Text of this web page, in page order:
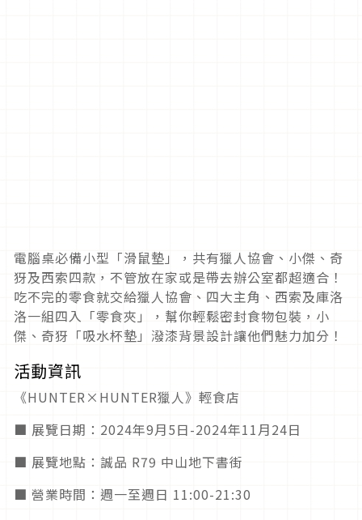
電腦桌必備小型「滑鼠墊」，共有獵人協會、小傑、奇
犽及西索四款，不管放在家或是帶去辦公室都超適合！
吃不完的零食就交給獵人協會、四大主角、西索及庫洛
洛一組四入「零食夾」，幫你輕鬆密封食物包裝，小
傑、奇犽「吸水杯墊」潑漆背景設計讓他們魅力加分！
活動資訊
《HUNTER×HUNTER獵人》輕食店
■ 展覽日期：2024年9月5日-2024年11月24日
■ 展覽地點：誠品 R79 中山地下書街
■ 營業時間：週一至週日 11:00-21:30